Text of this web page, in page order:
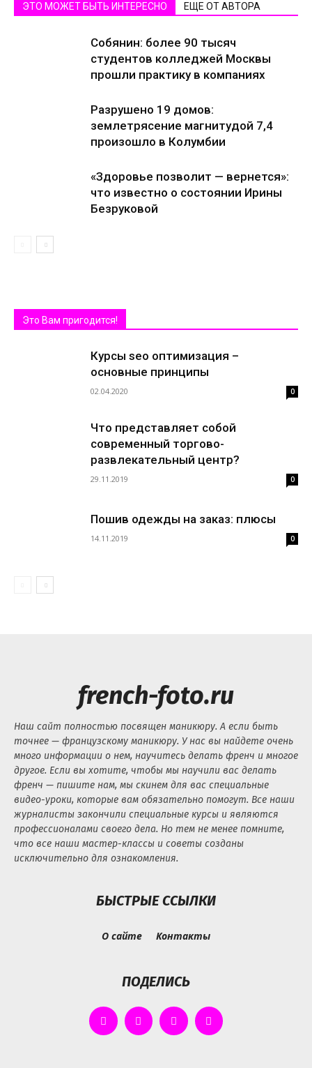
ЭТО МОЖЕТ БЫТЬ ИНТЕРЕСНО ЕЩЕ ОТ АВТОРА
Собянин: более 90 тысяч
студентов колледжей Москвы
прошли практику в компаниях
Разрушено 19 домов:
землетрясение магнитудой 7,4
произошло в Колумбии
«Здоровье позволит — вернется»:
что известно о состоянии Ирины
Безруковой
Это Вам пригодится!
Курсы seo оптимизация –
основные принципы
02.04.2020 0
Что представляет собой
современный торгово-
развлекательный центр?
29.11.2019 0
Пошив одежды на заказ: плюсы
14.11.2019 0
french-foto.ru
Наш сайт полностью посвящен маникюру. А если быть
точнее — французскому маникюру. У нас вы найдете очень
много информации о нем, научитесь делать френч и многое
другое. Если вы хотите, чтобы мы научили вас делать
френч — пишите нам, мы скинем для вас специальные
видео-уроки, которые вам обязательно помогут. Все наши
журналисты закончили специальные курсы и являются
профессионалами своего дела. Но тем не менее помните,
что все наши мастер-классы и советы созданы
исключительно для ознакомления.
БЫСТРЫЕ ССЫЛКИ
О сайте Контакты
ПОДЕЛИСЬ